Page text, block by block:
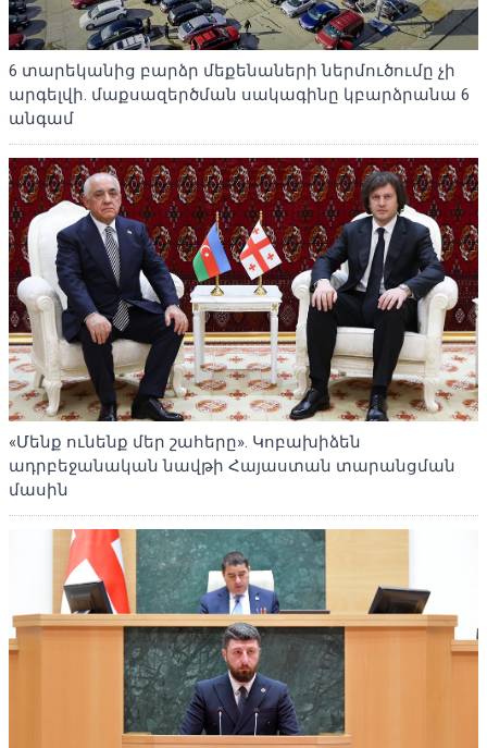
6 տարեկանից բարձր մեքենաների ներմուծումը չի
արգելվի. մաքսազերծման սակագինը կբարձրանա 6
անգամ
«Մենք ունենք մեր շահերը». Կոբախիձեն
ադրբեջանական նավթի Հայաստան տարանցման
մասին